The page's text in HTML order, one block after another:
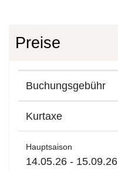
Preise
Buchungsgebühr
Kurtaxe
Hauptsaison
14.05.26 - 15.09.26